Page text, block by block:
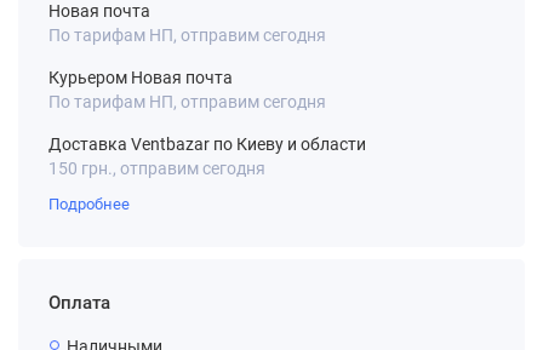
Новая почта
По тарифам НП, отправим сегодня
Курьером Новая почта
По тарифам НП, отправим сегодня
Доставка Ventbazar по Киеву и области
150 грн., отправим сегодня
Подробнее
Оплата